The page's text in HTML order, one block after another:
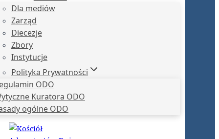
Dla mediów
Zarząd
Diecezje
Zbory
Instytucje
Polityka Prywatności
ODO
Kuratora ODO
ogólne ODO